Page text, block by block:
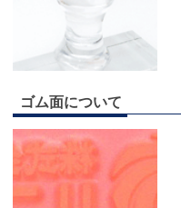
ゴム面について